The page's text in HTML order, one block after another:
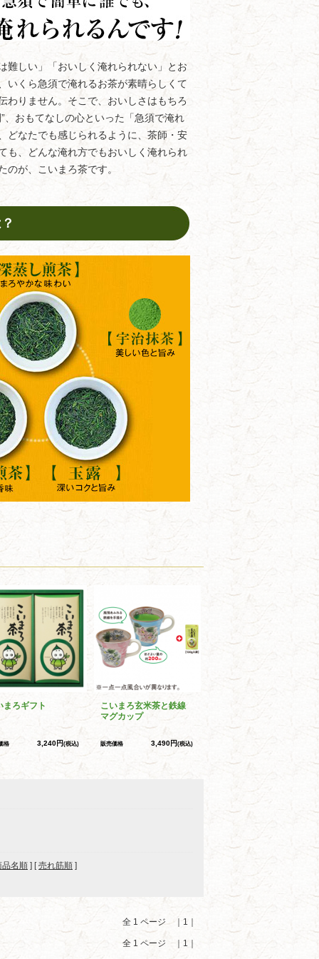
難しい」「おいしく淹れられない」とお
いくら急須で淹れるお茶が素晴らしくて
わりません。そこで、おいしさはもちろ
、おもてなしの心といった「急須で淹れ
どなたでも感じられるように、茶師・安
も、どんな淹れ方でもおいしく淹れられ
のが、こいまろ茶です。
まろギフト
格 3,240円(税込)
こいまろ玄米茶と鉄線
マグカップ
販売価格 3,490円(税込)
品名順 ] [売れ筋順 ]
全 1 ページ ｜1｜
全 1 ページ ｜1｜